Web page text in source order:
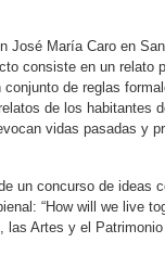
José María Caro en
consiste en un relato
de reglas
de los habitantes
vidas pasadas y
un concurso de ideas
“How will we live
Artes y el